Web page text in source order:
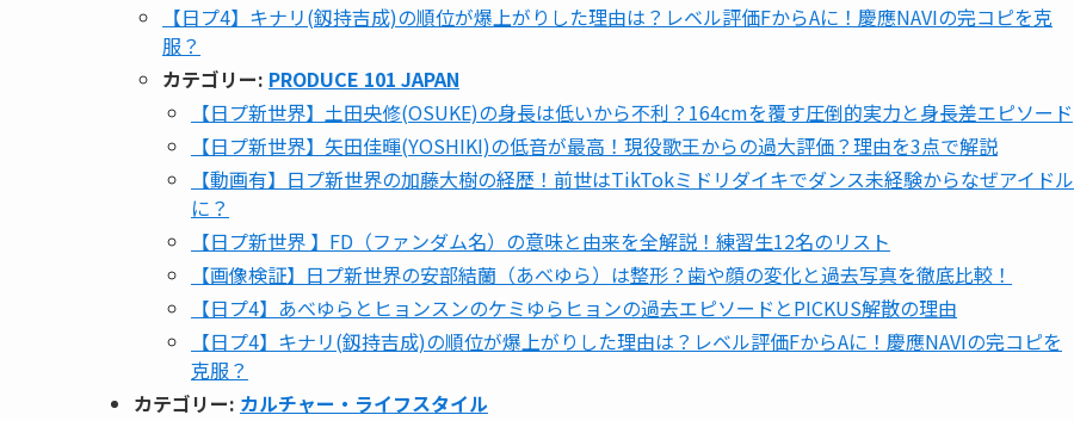
【日プ4】キナリ(釼持吉成)の順位が爆上がりした理由は？レベル評価FからAに！慶應NAVIの完コピを克
服？
カテゴリー: PRODUCE 101 JAPAN
【日プ新世界】土田央修(OSUKE)の身長は低いから不利？164cmを覆す圧倒的実力と身長差エピソード
【日プ新世界】矢田佳暉(YOSHIKI)の低音が最高！現役歌王からの過大評価？理由を3点で解説
【動画有】日プ新世界の加藤大樹の経歴！前世はTikTokミドリダイキでダンス未経験からなぜアイドル
に？
【日プ新世界 】FD（ファンダム名）の意味と由来を全解説！練習生12名のリスト
【画像検証】日プ新世界の安部結蘭（あべゆら）は整形？歯や顔の変化と過去写真を徹底比較！
【日プ4】あべゆらとヒョンスンのケミゆらヒョンの過去エピソードとPICKUS解散の理由
【日プ4】キナリ(釼持吉成)の順位が爆上がりした理由は？レベル評価FからAに！慶應NAVIの完コピを
克服？
カテゴリー: カルチャー・ライフスタイル